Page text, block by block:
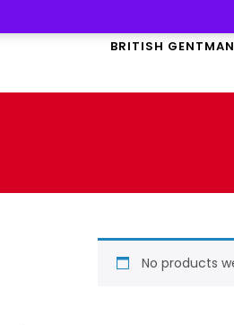
BRITISH
No products